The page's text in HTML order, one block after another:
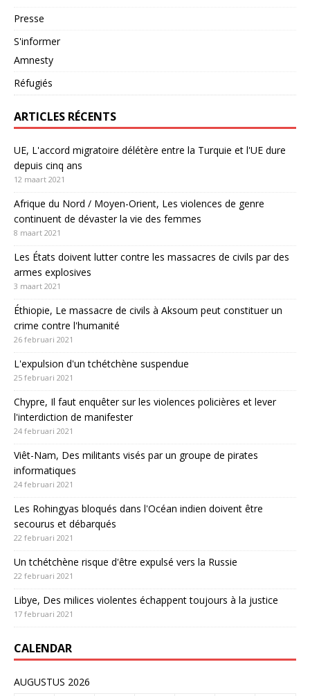
Presse
S'informer
Amnesty
Réfugiés
ARTICLES RÉCENTS
UE, L'accord migratoire délétère entre la Turquie et l'UE dure
depuis cinq ans
12 maart 2021
Afrique du Nord / Moyen-Orient, Les violences de genre
continuent de dévaster la vie des femmes
8 maart 2021
Les États doivent lutter contre les massacres de civils par des
armes explosives
3 maart 2021
Éthiopie, Le massacre de civils à Aksoum peut constituer un
crime contre l'humanité
26 februari 2021
L'expulsion d'un tchétchène suspendue
25 februari 2021
Chypre, Il faut enquêter sur les violences policières et lever
l'interdiction de manifester
24 februari 2021
Viêt-Nam, Des militants visés par un groupe de pirates
informatiques
24 februari 2021
Les Rohingyas bloqués dans l'Océan indien doivent être
secourus et débarqués
22 februari 2021
Un tchétchène risque d'être expulsé vers la Russie
22 februari 2021
Libye, Des milices violentes échappent toujours à la justice
17 februari 2021
CALENDAR
AUGUSTUS 2026